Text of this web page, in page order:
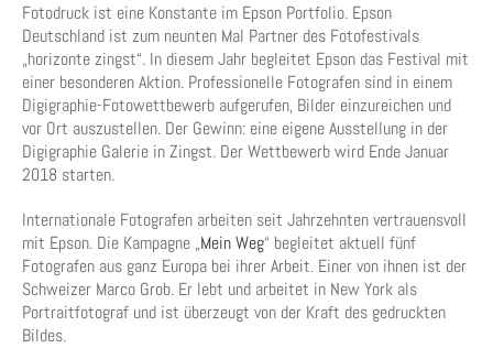
Fotodruck ist eine Konstante im Epson Portfolio. Epson
Deutschland ist zum neunten Mal Partner des Fotofestivals
„horizonte zingst“. In diesem Jahr begleitet Epson das Festival mit
einer besonderen Aktion. Professionelle Fotografen sind in einem
Digigraphie-Fotowettbewerb aufgerufen, Bilder einzureichen und
vor Ort auszustellen. Der Gewinn: eine eigene Ausstellung in der
Digigraphie Galerie in Zingst. Der Wettbewerb wird Ende Januar
2018 starten.
Internationale Fotografen arbeiten seit Jahrzehnten vertrauensvoll
mit Epson. Die Kampagne „Mein Weg“ begleitet aktuell fünf
Fotografen aus ganz Europa bei ihrer Arbeit. Einer von ihnen ist der
Schweizer Marco Grob. Er lebt und arbeitet in New York als
Portraitfotograf und ist überzeugt von der Kraft des gedruckten
Bildes.